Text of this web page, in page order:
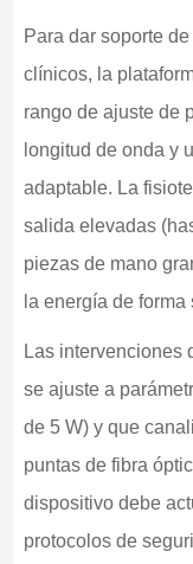
Para dar soporte
clínicos, la
rango de ajuste de
longitud de onda y
adaptable. La
salida elevadas
piezas de mano
la energía de
Las intervenciones
se ajuste a
de 5 W) y que
puntas de fibra
dispositivo debe
protocolos de